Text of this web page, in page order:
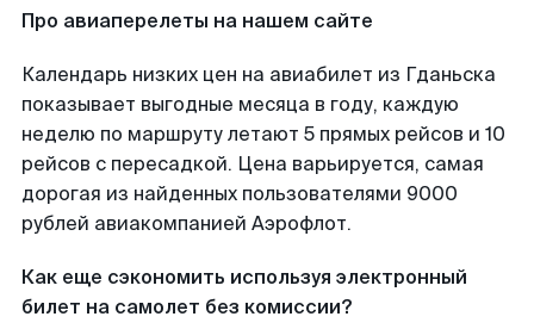
Про авиаперелеты на нашем сайте
Календарь низких цен на авиабилет из Гданьска
показывает выгодные месяца в году, каждую
неделю по маршруту летают 5 прямых рейсов и 10
рейсов с пересадкой. Цена варьируется, самая
дорогая из найденных пользователями 9000
рублей авиакомпанией Аэрофлот.
Как еще сэкономить используя электронный
билет на самолет без комиссии?